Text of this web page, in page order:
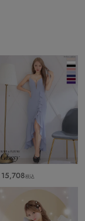
15,708税込